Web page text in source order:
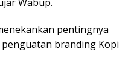
Wabup.
pentingnya
branding Kopi